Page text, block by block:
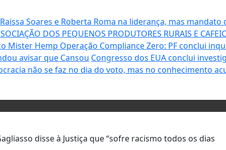
Soares e Roberta Roma na liderança, mas
DOS PEQUENOS PRODUTORES RURAIS E
Mister Hemp Operação Compliance Zero: PF conclui
avisar que Cansou Congresso dos EUA conclui
não se faz no dia do voto, mas no conhecimento